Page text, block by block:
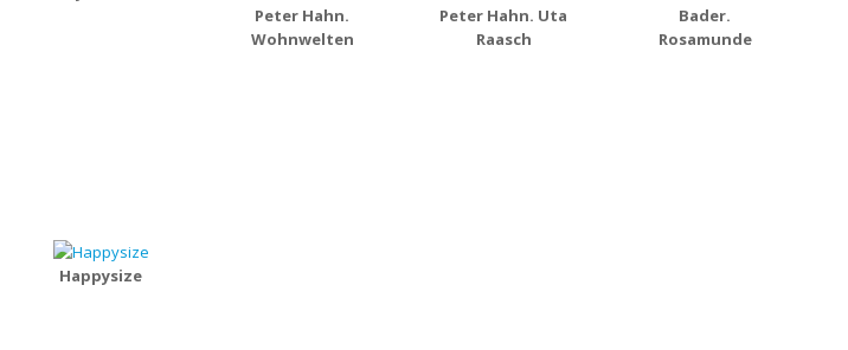
Peter Hahn.
Wohnwelten
Peter Hahn. Uta
Raasch
Bader.
Rosamunde
Happysize